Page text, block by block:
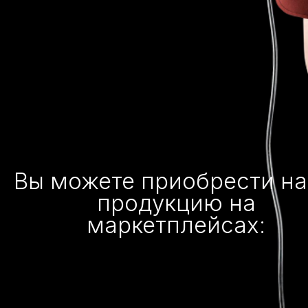
Вы можете приобрести
продукцию на
маркетплейсах: